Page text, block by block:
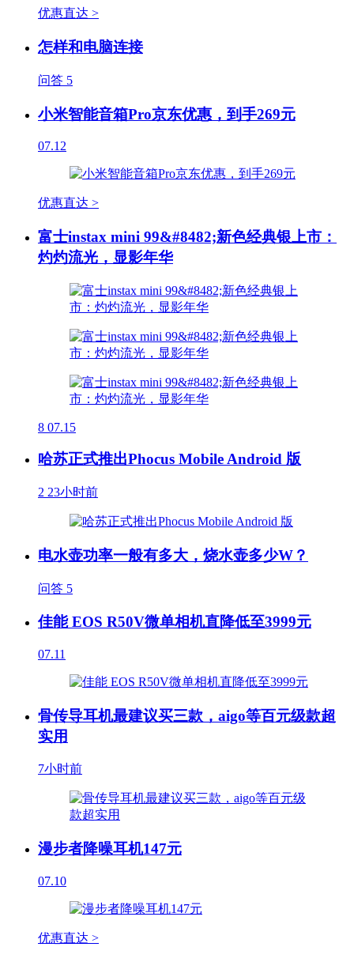
优惠直达 >
怎样和电脑连接
问答 5
小米智能音箱Pro京东优惠，到手269元
07.12
优惠直达 >
富士instax mini 99&#8482;新色经典银上市：
灼灼流光，显影年华
8 07.15
哈苏正式推出Phocus Mobile Android 版
2 23小时前
电水壶功率一般有多大，烧水壶多少W？
问答 5
佳能 EOS R50V微单相机直降低至3999元
07.11
骨传导耳机最建议买三款，aigo等百元级款超
实用
7小时前
漫步者降噪耳机147元
07.10
优惠直达 >